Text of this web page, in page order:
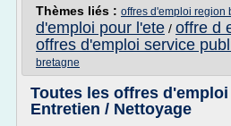
Thèmes liés : offres d'emploi region
d'emploi pour l'ete / offre d
offres d'emploi service
bretagne
Toutes les offres
Entretien / Nettoyage